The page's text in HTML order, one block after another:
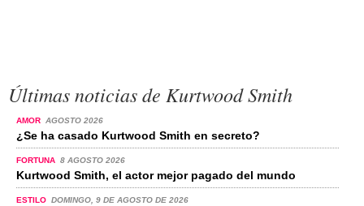
Últimas noticias de Kurtwood Smith
AMOR AGOSTO 2026
¿Se ha casado Kurtwood Smith en secreto?
FORTUNA 8 AGOSTO 2026
Kurtwood Smith, el actor mejor pagado del mundo
ESTILO DOMINGO, 9 DE AGOSTO DE 2026